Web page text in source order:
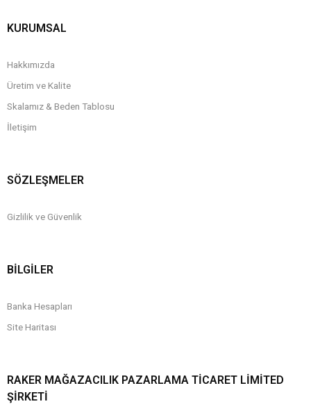
KURUMSAL
Hakkımızda
Üretim ve Kalite
Skalamız & Beden Tablosu
İletişim
SÖZLEŞMELER
Gizlilik ve Güvenlik
BİLGİLER
Banka Hesapları
Site Haritası
RAKER MAĞAZACILIK PAZARLAMA TICARET LIMITED
ŞIRKETI